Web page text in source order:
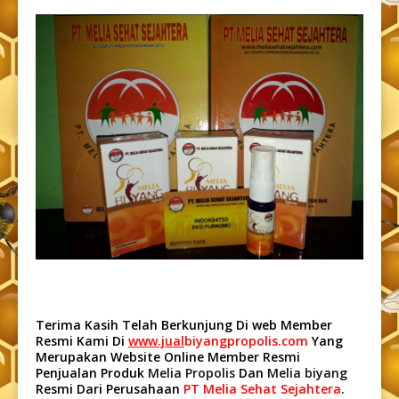
Terima Kasih Telah Berkunjung Di web Member
Resmi Kami Di www.jualbiyangpropolis.com Yang
Merupakan Website Online Member Resmi
Penjualan Produk Melia Propolis Dan Melia biyang
Resmi Dari Perusahaan PT Melia Sehat Sejahtera.